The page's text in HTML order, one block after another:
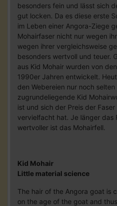
besonders fein und lässt sich
gut locken. Da es diese erste
im Leben einer Angora-Ziege
Mohairfaser nicht nur wegen
wegen ihrer vergleichsweise
besonders wertvoll und teuer.
aus Kid Mohair wurden von
1990er Jahren entwickelt.
den Webereien nur noch
zugrundeliegende Kid
ist und sich der Preis der
vervielfacht hat. Je länger das
wertvoller ist das Mohairfell.
Kid Mohair
Little material science
The hair of the Angora goat is
on the age of the goat and